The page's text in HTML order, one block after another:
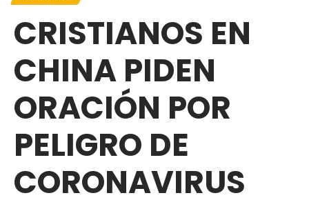
CRISTIANOS EN
CHINA PIDEN
ORACIÓN POR
PELIGRO DE
CORONAVIRUS